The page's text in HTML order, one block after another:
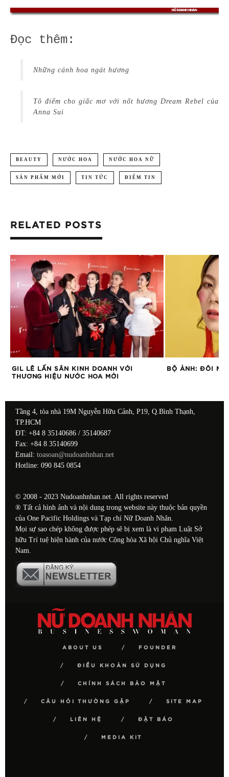
Đọc thêm:
Những cánh hoa ngát hương
Tô điểm cho giấc mơ với nốt hương Dream Rebel của
Anna Sui
BEAUTY NƯỚC HOA NƯỚC HOA NỮ
SẢN PHẨM MỚI TIN TỨC ĐIỂM TIN
RELATED POSTS
GIL LÊ LẤN SÂN KINH DOANH VỚI
THƯƠNG HIỆU NƯỚC HOA MỚI
BỘ ẢNH: ĐÔI MÁ
Tầng 4, tòa nhà 19M Nguyễn Hữu Cảnh, P19, Q.Bình Thạnh,
TP.HCM
ĐT: +84 8 35140686 / 35140687
Fax: +84 8 35140699
Email: toasoan@nudoanhnhan.net
Hotline: 090 845 0854
© 2008 - 2023 Nudoanhnhan.net. All rights reserved
® Tất cả hình ảnh và nội dung trong website này thuộc bản quyền
của One Pacific Holdings và Tạp chí Nữ Doanh Nhân.
Mọi sự sao chép không được phép sẽ bị xem là vi phạm Luật Sở
hữu Trí tuệ hiện hành của nước Cộng hòa Xã hội Chủ nghĩa Việt
Nam.
ABOUT US FOUNDER
ĐIỀU KHOẢN SỬ DỤNG
CHÍNH SÁCH BẢO MẬT
CÂU HỎI THƯỜNG GẶP SITE MAP
LIÊN HỆ ĐẶT BÁO
MEDIA KIT